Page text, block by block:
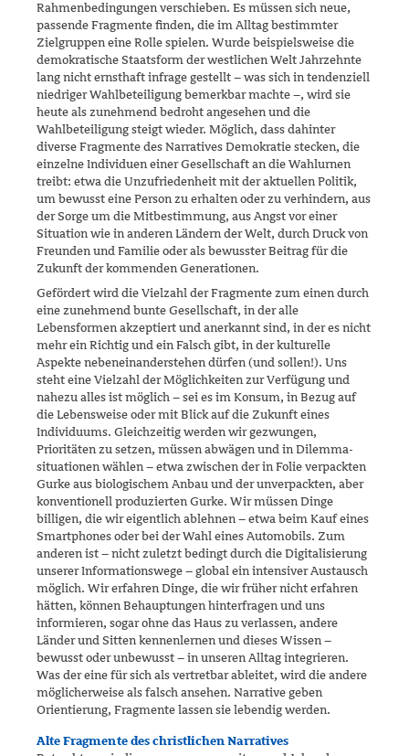
Rahmenbedingungen verschieben. Es müssen sich neue,
passende Fragmente finden, die im Alltag bestimmter
Zielgruppen eine Rolle spielen. Wurde beispielsweise die
demokratische Staatsform der westlichen Welt Jahrzehnte
lang nicht ernsthaft infrage gestellt – was sich in tendenziell
niedriger Wahl­beteiligung bemerkbar machte –, wird sie
heute als zunehmend bedroht angesehen und die
Wahlbeteiligung steigt wieder. Möglich, dass dahin­ter
diverse Fragmente des Narratives Demokratie stecken, die
einzelne Individuen einer Gesellschaft an die Wahlurnen
treibt: etwa die Unzu­friedenheit mit der aktuellen Politik,
um bewusst eine Person zu erhal­ten oder zu verhindern, aus
der Sorge um die Mitbestimmung, aus Angst vor einer
Situation wie in anderen Ländern der Welt, durch Druck von
Freunden und Familie oder als bewusster Beitrag für die
Zukunft der kommenden Generationen.
Gefördert wird die Vielzahl der Fragmente zum einen durch
eine zuneh­mend bunte Gesellschaft, in der alle
Lebensformen akzeptiert und aner­kannt sind, in der es nicht
mehr ein Richtig und ein Falsch gibt, in der kulturelle
Aspekte nebeneinanderstehen dürfen (und sollen!). Uns
steht eine Vielzahl der Möglichkeiten zur Verfügung und
nahezu alles ist möglich – sei es im Konsum, in Bezug auf
die Lebensweise oder mit Blick auf die Zukunft eines
Individuums. Gleichzeitig werden wir ge­zwungen,
Prioritäten zu setzen, müssen abwägen und in Dilemma­
situationen wählen – etwa zwischen der in Folie verpackten
Gurke aus biologischem Anbau und der unverpackten, aber
konventionell produ­zierten Gurke. Wir müssen Dinge
billigen, die wir eigentlich ablehnen – etwa beim Kauf eines
Smartphones oder bei der Wahl eines Automobils. Zum
anderen ist – nicht zuletzt bedingt durch die Digitalisierung
unse­rer Informationswege – global ein intensiver Austausch
möglich. Wir erfahren Dinge, die wir früher nicht erfahren
hätten, können Behaup­tungen hinterfragen und uns
informieren, sogar ohne das Haus zu ver­lassen, andere
Länder und Sitten kennenlernen und dieses Wissen –
bewusst oder unbewusst – in unseren Alltag integrieren.
Was der eine für sich als vertretbar ableitet, wird die andere
möglicherweise als falsch ansehen. Narrative geben
Orientierung, Fragmente lassen sie lebendig werden.
Alte Fragmente des christlichen Narratives